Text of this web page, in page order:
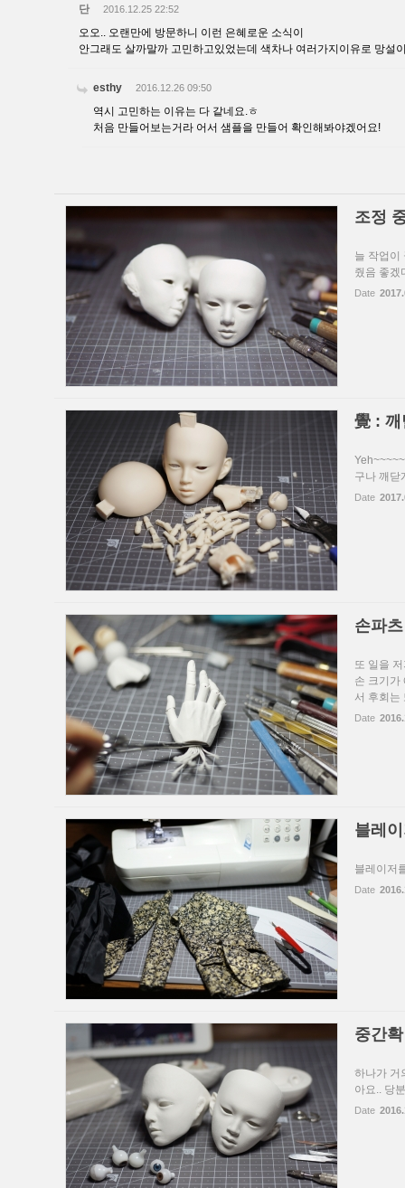
단 2016.12.25 22:52
오오.. 오랜만에 방문하니 이런 은혜로운 소식이
안그래도 살까말까 고민하고있었는데 색차나 여러가지이유로 망설
esthy 2016.12.26 09:50
역시 고민하는 이유는 다 같네요.ㅎ
처음 만들어보는거라 어서 샘플을 만들어 확인해봐야겠어요!
조정
늘 작업이
줬음 좋겠
Date
覺 : 깨
구나 깨닫
Date
손파츠
또 일을
손 크기가
서 후회는
Date
블레
블레이저
Date
중간
하나가 거
아요.. 당
Date